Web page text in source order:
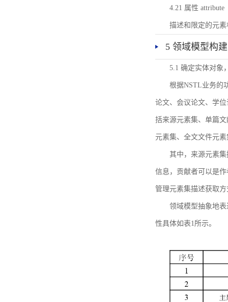
4.21 属性 attribute
描述和限定的元
5 领域模型构建
5.1 确定实体对象
根据NSTL业务的
论文、会议论文、学
括来源元素集、单篇
元素集、全文文件元
其中，来源元素
信息，贡献者可以是
管理元素集描述获取
领域模型抽象地
性具体如表1所示。